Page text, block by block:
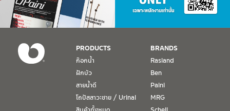
PRODUCTS
ก๊อกน้ำ
ฝักบัว
สายน้ำดี
โถปัสสาวะชาย / Urinal
BRANDS
Rasland
Ben
Paini
MRG